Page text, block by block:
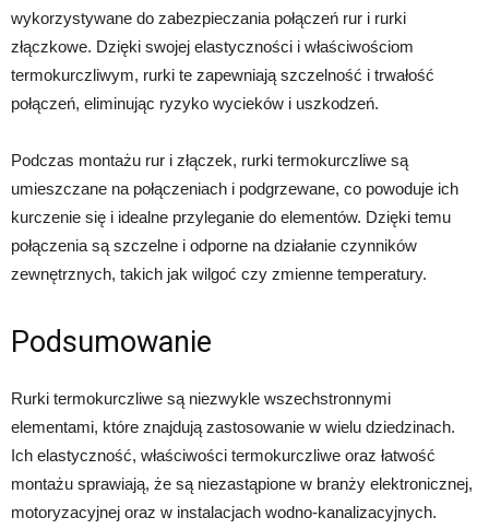
wykorzystywane do zabezpieczania połączeń rur i rurki
złączkowe. Dzięki swojej elastyczności i właściwościom
termokurczliwym, rurki te zapewniają szczelność i trwałość
połączeń, eliminując ryzyko wycieków i uszkodzeń.
Podczas montażu rur i złączek, rurki termokurczliwe są
umieszczane na połączeniach i podgrzewane, co powoduje ich
kurczenie się i idealne przyleganie do elementów. Dzięki temu
połączenia są szczelne i odporne na działanie czynników
zewnętrznych, takich jak wilgoć czy zmienne temperatury.
Podsumowanie
Rurki termokurczliwe są niezwykle wszechstronnymi
elementami, które znajdują zastosowanie w wielu dziedzinach.
Ich elastyczność, właściwości termokurczliwe oraz łatwość
montażu sprawiają, że są niezastąpione w branży elektronicznej,
motoryzacyjnej oraz w instalacjach wodno-kanalizacyjnych.